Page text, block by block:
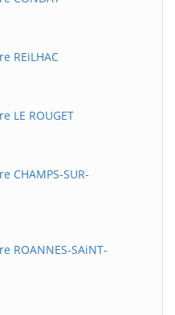
REiLHAC
LE ROUGET
CHAMPS-SUR-
ROANNES-SAiNT-